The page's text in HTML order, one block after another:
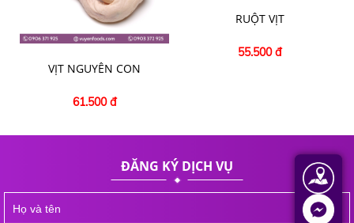
VỊT NGUYÊN CON
61.500 đ
RUỘT VỊT
55.500 đ
ĐĂNG KÝ DỊCH VỤ